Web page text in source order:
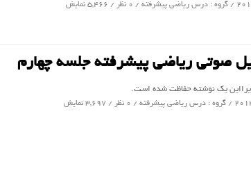
درس ریاضی پیشرفته / 0 نظر / 5,466 نمایش
صوتی ریاضی پیشرفته جلسه چهارم
یک نوشته حفاظت شده است.
درس ریاضی پیشرفته / 0 نظر / 3,697 نمایش